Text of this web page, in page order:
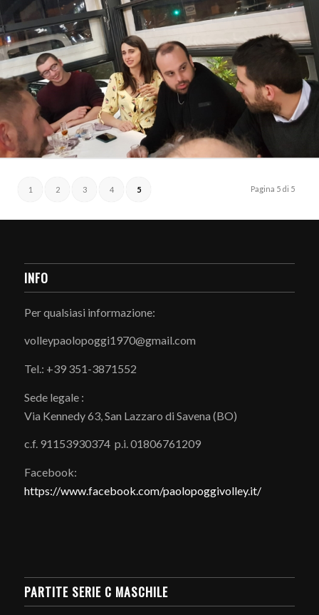
Pagina 5 di 5
1 2 3 4 5
INFO
Per qualsiasi informazione:
volleypaolopoggi1970@gmail.com
Tel.: +39 351-3871552
Sede legale :
Via Kennedy 63, San Lazzaro di Savena (BO)
c.f. 91153930374 p.i. 01806761209
Facebook:
https://www.facebook.com/paolopoggivolley.it/
PARTITE SERIE C MASCHILE